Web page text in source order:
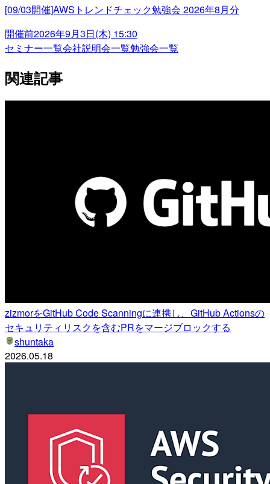
[09/03開催]AWSトレンドチェック勉強会 2026年8月分
開催前2026年9月3日(木) 15:30
セミナー一覧会社説明会一覧勉強会一覧
関連記事
zizmorをGitHub Code Scanningに連携し、GitHub Actionsの
セキュリティリスクを含むPRをマージブロックする
shuntaka
2026.05.18